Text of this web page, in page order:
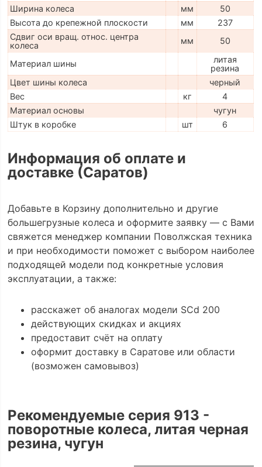
Ширина колеса
мм
50
Высота до крепежной плоскости
мм
237
Сдвиг оси вращ. относ. центра
колеса
мм 50
Материал шины
литая
резина
Цвет шины колеса
черный
Вес
кг
4
Материал основы
чугун
Штук в коробке
шт 6
Информация об оплате и
доставке (Саратов)
Добавьте в Корзину дополнительно и другие
большегрузные колеса и оформите заявку — с Вами
свяжется менеджер компании Поволжская техника
и при необходимости поможет с выбором наиболее
подходящей модели под конкретные условия
эксплуатации, а также:
расскажет об аналогах модели SCd 200
действующих скидках и акциях
предоставит счёт на оплату
оформит доставку в Саратове или области
(возможен самовывоз)
Рекомендуемые серия 913 -
поворотные колеса, литая черная
резина, чугун